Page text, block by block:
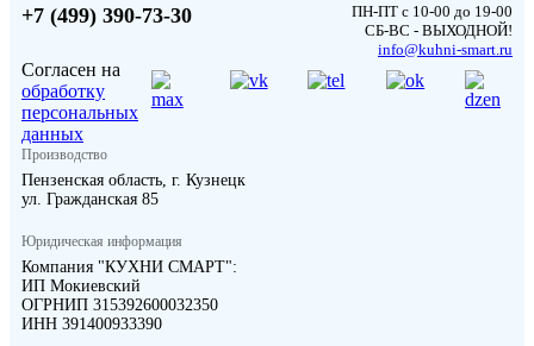
+7 (499) 390-73-30
ПН-ПТ с 10-00 до 19-00
СБ-ВС - ВЫХОДНОЙ!
info@kuhni-smart.ru
Согласен на
обработку
персональных
данных
Производство
Пензенская область, г. Кузнецк
ул. Гражданская 85
Юридическая информация
Компания "КУХНИ СМАРТ":
ИП Мокиевский
ОГРНИП 315392600032350
ИНН 391400933390